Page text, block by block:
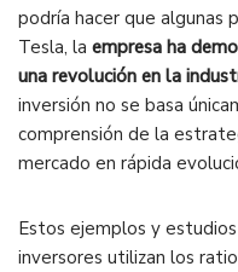
podría hacer que algunas
Tesla, la empresa ha
una revolución en la
inversión no se basa
comprensión de la
mercado en rápida
Estos ejemplos y
inversores utilizan los